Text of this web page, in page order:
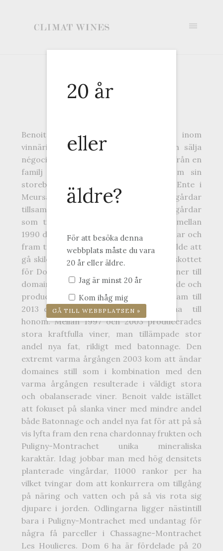
Benoit Ente
Benoit Ente började sin karriär inom
vinnärings genom att odla druva och sälja
négociant verksamheter men kommer från en
familj av högt aktade vinmakare som sin
storebror den kultförklarade Arnaud Ente i
Meursault. Han hanterade vingårdar
tillsammans med sin faster och även vingårdar
som tillhörde familjen. Detta skedde mellan
1990 då han tog över sin del av vingårdar och
fram till 1997 då han och hans faster valde att
gå skilda väger. Detta kom att bli startskottet
för Domaine Benoit Ente så som vi känner till
domaine idag. Under 16 års tid hanterade och
producerade han vin från sina 3 ha fram till
2013 då hans faster överlät sina 3 ha till
honom. Mellan 1997 och 2003 producerades
stora kraftfulla viner, man tillämpade stor
andel nya fat, rikligt med batonnage. Den
extremt varma årgången 2003 kom att ändar
domaines still som i kombination med den
varma årgången resulterade i väldigt stora
och obalanserade viner. Benoit valde istället
att fokuset på slanka viner med mindre andel
både Batonnage och andel nya fat för att på så
vis lyfta fram den rena chardonnay frukten och
Puligny-Montrachet unika mineraliska
karaktär. Idag jobbar man med hög densitets
planterade vingårdar, 11000 rankor per ha
vilket tvingar dom att konkurrera om tillgång
på näring och vatten och på så vis rota sig
djupare i jorden. Odlingarna ligger nästintill
bara i Puligny-Montrachet med undantag för
några få parceller i Chassagne-Montrachet
Les Houlieres. Dom 6 ha är fördelade på 20
20 år
eller
äldre?
För att besöka denna
webbplats måste du vara
20 år eller äldre.
Jag är minst 20 år
Kom ihåg mig